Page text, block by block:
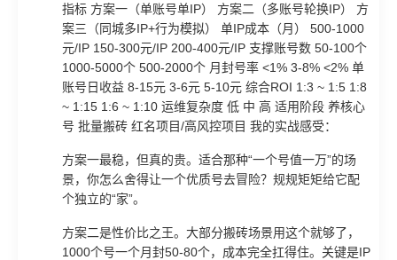
指标 方案一（单账号单IP） 方案二（多账号轮换IP） 方
案三（同城多IP+行为模拟） 单IP成本（月） 500-1000
元/IP 150-300元/IP 200-400元/IP 支撑账号数 50-100个
1000-5000个 500-2000个 月封号率 <1% 3-8% <2% 单
账号日收益 8-15元 3-6元 5-10元 综合ROI 1:3 ~ 1:5 1:8
~ 1:15 1:6 ~ 1:10 运维复杂度 低 中 高 适用阶段 养核心
号 批量搬砖 红名项目/高风控项目 我的实战感受：
方案一最稳，但真的贵。适合那种“一个号值一万”的场
景，你怎么舍得让一个优质号去冒险？规规矩矩给它配
个独立的“家”。
方案二是性价比之王。大部分搬砖场景用这个就够了，
1000个号一个月封50-80个，成本完全扛得住。关键是IP